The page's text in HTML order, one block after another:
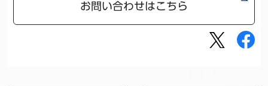
お問い合わせはこちら